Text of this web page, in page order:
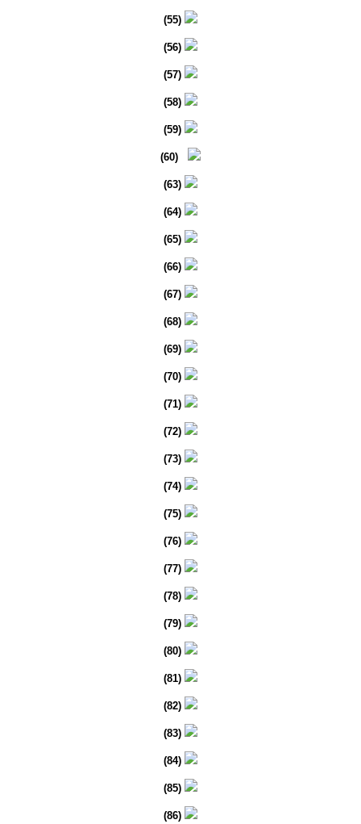
(55)
(56)
(57)
(58)
(59)
(60)
(63)
(64)
(65)
(66)
(67)
(68)
(69)
(70)
(71)
(72)
(73)
(74)
(75)
(76)
(77)
(78)
(79)
(80)
(81)
(82)
(83)
(84)
(85)
(86)